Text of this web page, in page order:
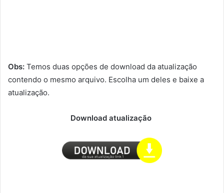
Obs: Temos duas opções de download da atualização
contendo o mesmo arquivo. Escolha um deles e baixe a
atualização.
Download atualização